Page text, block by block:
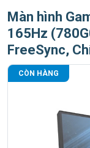
Màn hình
165Hz
FreeSync,
CÒN HÀNG